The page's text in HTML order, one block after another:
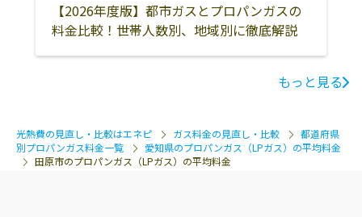
渥美陸運株式会
田原市神戸町大
坪70-1
0531-22-1281
地26
【2026年度版】都市ガスとプロパンガスの
料金比較！世帯人数別、地域別に徹底解説
もっと見る
光熱費の見直し・比較はエネピ ガス料金の見直し・比較
都道府県
別プロパンガス料金一覧
愛知県のプロパンガス（LPガス）の平均料金
田原市のプロパンガス（LPガス）の平均料金